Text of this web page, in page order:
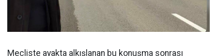
Mecliste ayakta alkışlanan bu konuşma sonrası